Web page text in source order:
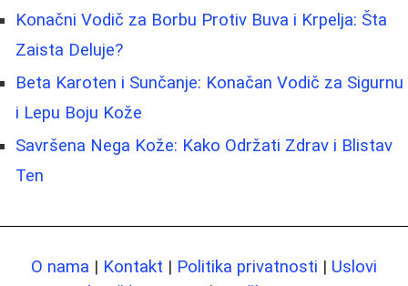
Konačni Vodič za Borbu Protiv Buva i Krpelja: Šta
Zaista Deluje?
Beta Karoten i Sunčanje: Konačan Vodič za Sigurnu
i Lepu Boju Kože
Savršena Nega Kože: Kako Održati Zdrav i Blistav
Ten
O nama | Kontakt | Politika privatnosti | Uslovi